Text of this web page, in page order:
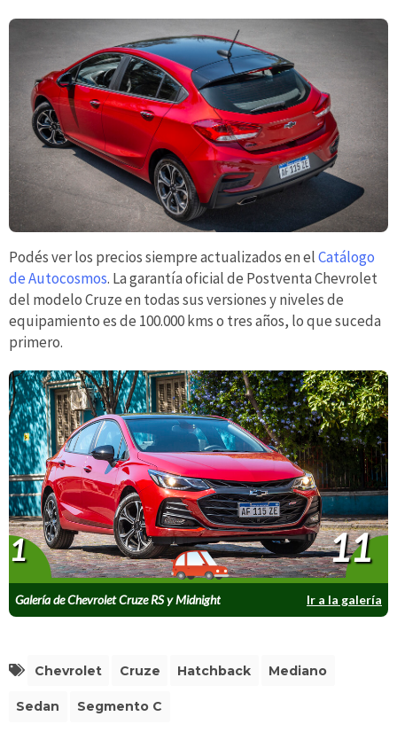
Podés ver los precios siempre actualizados en elCatálogo
de Autocosmos. La garantía oficial de Postventa Chevrolet
del modelo Cruze en todas sus versiones y niveles de
equipamiento es de 100.000 kms o tres años, lo que suceda
primero.
Galería de Chevrolet Cruze RS y Midnight Ir a la galería
1 11
Chevrolet Cruze Hatchback Mediano
Sedan Segmento C